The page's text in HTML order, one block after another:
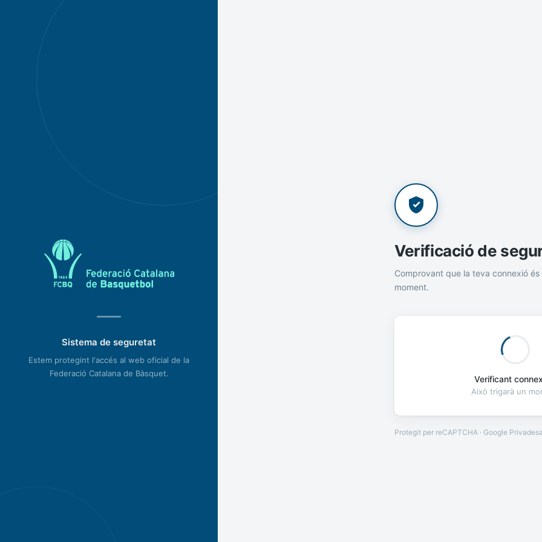
Sistema de seguretat
Estem protegint l'accés al web oficial de la
Federació Catalana de Bàsquet.
Verificació de
Comprovant que la teva connexió és
moment.
Verificant
Això trigarà un
Protegit per reCAPTCHA · Google Privadesa